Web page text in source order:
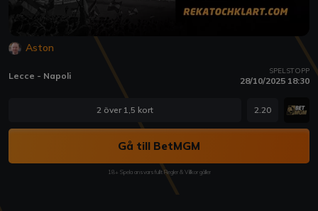
Aston
Lecce - Napoli SPELSTOPP
28/10/2025 18:30
2 över 1,5 kort 2.20
Gå till BetMGM
18+ Spela ansvarsfullt Regler & Villkor gäller